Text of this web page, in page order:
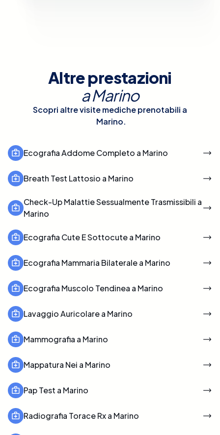
Altre prestazioni
aMarino
Scopri altre visite mediche prenotabili a
Marino.
Ecografia Addome Completo a Marino
Breath Test Lattosio a Marino
Check-Up Malattie Sessualmente Trasmissibili a
Marino
Ecografia Cute E Sottocute a Marino
Ecografia Mammaria Bilaterale a Marino
Ecografia Muscolo Tendinea a Marino
Lavaggio Auricolare a Marino
Mammografia a Marino
Mappatura Nei a Marino
Pap Test a Marino
Radiografia Torace Rx a Marino